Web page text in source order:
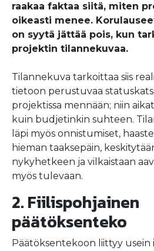
raakaa faktaa siitä, miten
oikeasti menee.
on syytä jättää pois, kun
projektin tilannekuvaa.
Tilannekuva tarkoittaa siis
tietoon perustuvaa
projektissa mennään; niin
kuin budjetinkin suhteen.
läpi myös onnistumiset,
hieman taaksepäin,
nykyhetkeen ja vilkaistaan
myös tulevaan.
2. Fiilispohjainen
päätöksenteko
Päätöksentekoon liittyy usein